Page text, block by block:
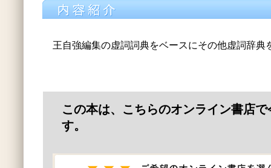
王自強編集の虚詞詞典をベースにその他虚詞辞典
この本は、こちらのオンライン書店
す。